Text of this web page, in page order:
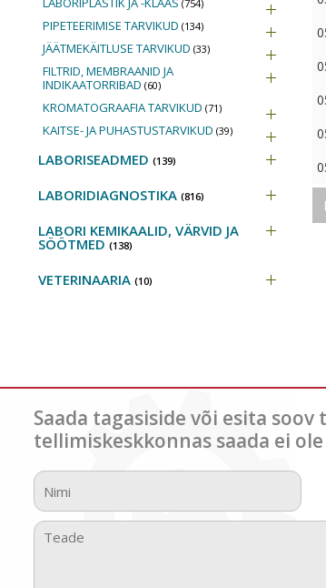
(754)
PIPETEERIMISE TARVIKUD (134)
JÄÄTMEKÄITLUSE TARVIKUD (33)
FILTRID, MEMBRAANID JA
INDIKAATORRIBAD (60)
KROMATOGRAAFIA TARVIKUD (71)
KAITSE- JA PUHASTUSTARVIKUD (39)
LABORISEADMED (139)
LABORIDIAGNOSTIKA (816)
LABORI KEMIKAALID, VÄRVID JA
SÖÖTMED (138)
VETERINAARIA (10)
Saada tagasiside või esita
tellimiskeskkonnas saada ei ole